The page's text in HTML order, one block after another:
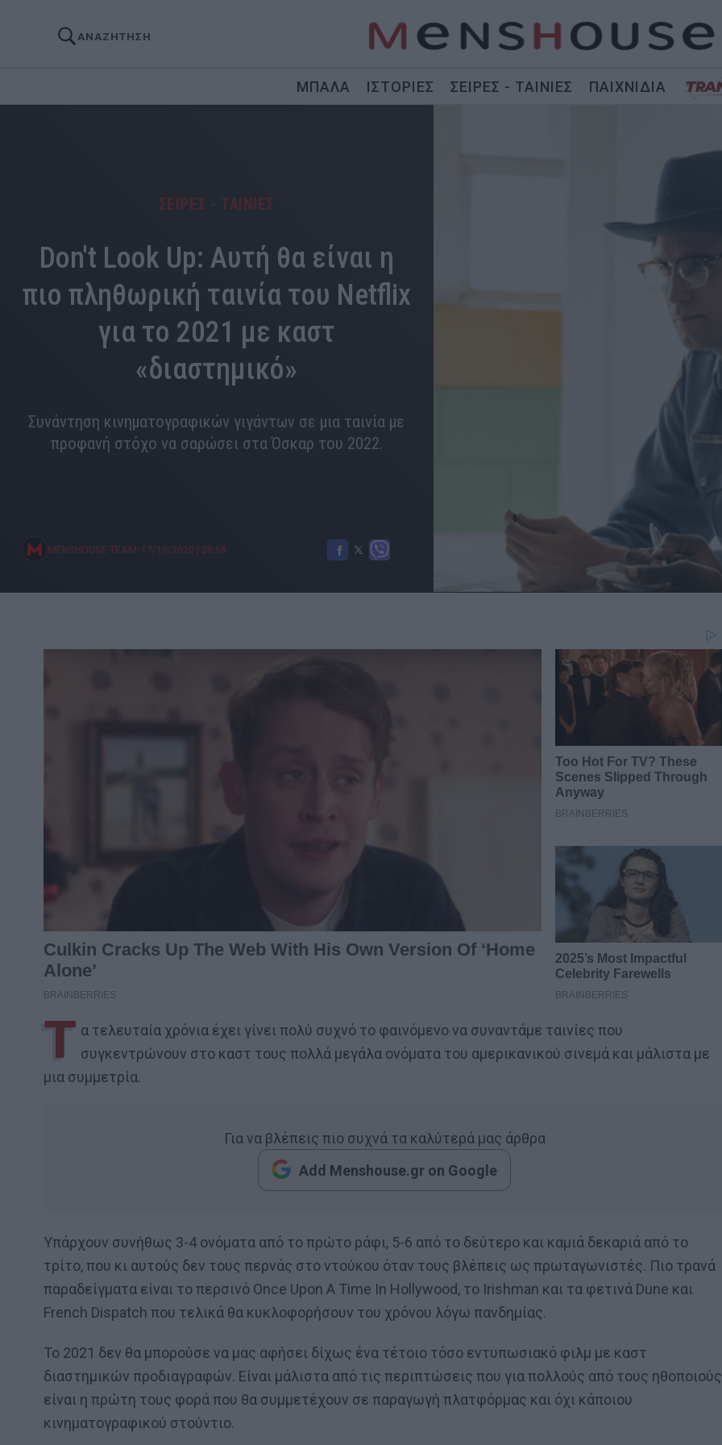
ΑΝΑΖΗΤΗΣΗ
ΜΠΑΛΑ ΙΣΤΟΡΙΕΣ ΣΕΙΡΕΣ - ΤΑΙΝΙΕΣ ΠΑΙΧΝΙΔΙΑ
ΣΕΙΡΕΣ - ΤΑΙΝΙΕΣ
Don't Look Up: Αυτή θα είναι η
πιο πληθωρική ταινία του Netflix
για το 2021 με καστ
«διαστημικό»
Συνάντηση κινηματογραφικών γιγάντων σε μια ταινία με
προφανή στόχο να σαρώσει στα Όσκαρ του 2022.
MENSHOUSE TEAM 17/10/2020 | 20:58
Τ α τελευταία χρόνια έχει γίνει πολύ συχνό το φαινόμενο να συναντάμε ταινίες που
συγκεντρώνουν στο καστ τους πολλά μεγάλα ονόματα του αμερικανικού σινεμά και μάλιστα με
μια συμμετρία.
Για να βλέπεις πιο συχνά τα καλύτερά μας άρθρα
Add Menshouse.gr on Google
Υπάρχουν συνήθως 3-4 ονόματα από το πρώτο ράφι, 5-6 από το δεύτερο και καμιά δεκαριά από το
τρίτο, που κι αυτούς δεν τους περνάς στο ντούκου όταν τους βλέπεις ως πρωταγωνιστές. Πιο τρανά
παραδείγματα είναι το περσινό Once Upon A Time In Hollywood, το Irishman και τα φετινά Dune και
French Dispatch που τελικά θα κυκλοφορήσουν του χρόνου λόγω πανδημίας.
Το 2021 δεν θα μπορούσε να μας αφήσει δίχως ένα τέτοιο τόσο εντυπωσιακό φιλμ με καστ
διαστημικών προδιαγραφών. Είναι μάλιστα από τις περιπτώσεις που για πολλούς από τους ηθοποιούς
είναι η πρώτη τους φορά που θα συμμετέχουν σε παραγωγή πλατφόρμας και όχι κάποιου
κινηματογραφικού στούντιο.